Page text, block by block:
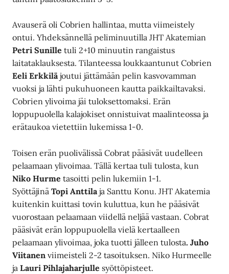
Avauserä oli Cobrien hallintaa, mutta viimeistely
ontui. Yhdeksännellä peliminuutilla JHT Akatemian
Petri Sunille tuli 2+10 minuutin rangaistus
laitataklauksesta. Tilanteessa loukkaantunut Cobrien
Eeli Erkkiläjoutui jättämään pelin kasvovamman
vuoksi ja lähti pukuhuoneen kautta paikkailtavaksi.
Cobrien ylivoima jäi tuloksettomaksi. Erän
loppupuolella kalajokiset onnistuivat maalinteossa ja
erätaukoa vietettiin lukemissa 1-0.
Toisen erän puolivälissä Cobrat pääsivät uudelleen
pelaamaan ylivoimaa. Tällä kertaa tuli tulosta, kun
Niko Hurme tasoitti pelin lukemiin 1-1.
SyöttäjinäTopi Anttilaja Santtu Konu. JHT Akatemia
kuitenkin kuittasi tovin kuluttua, kun he pääsivät
vuorostaan pelaamaan viidellä neljää vastaan. Cobrat
pääsivät erän loppupuolella vielä kertaalleen
pelaamaan ylivoimaa, joka tuotti jälleen tulosta. Juho
Viitanen viimeisteli 2-2 tasoituksen. Niko Hurmeelle
jaLauri Pihlajaharjulle syöttöpisteet.